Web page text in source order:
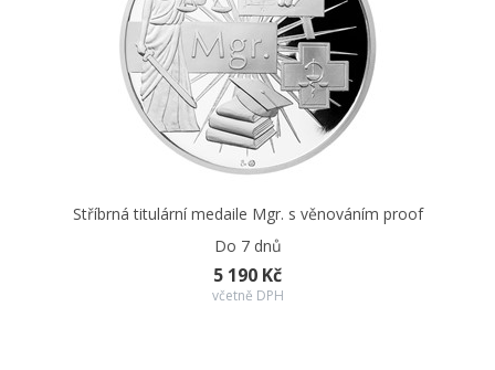
Stříbrná titulární medaile Mgr. s věnováním proof
Do 7 dnů
5 190 Kč
včetně DPH